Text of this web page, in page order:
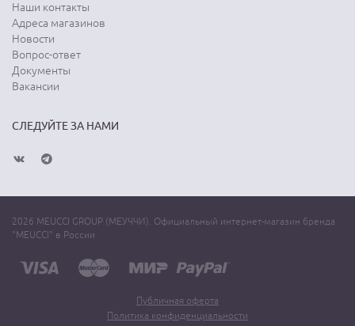
Наши контакты
Адреса магазинов
Новости
Вопрос-ответ
Документы
Вакансии
СЛЕДУЙТЕ ЗА НАМИ
2026 MEUCCI GROUP (МЕУЧЧИ). Официальный интернет-магазин бренда
"MEUCCI" в России
Публичная оферта
Политика конфиденциальности